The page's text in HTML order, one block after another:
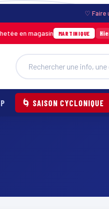
♡ Faire
en magasin MARTINIQUE Hier ·
🌀 SAISON CYCLONIQUE